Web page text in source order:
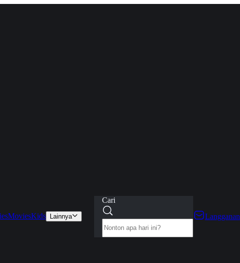
MoviesKids Lainnya
Cari
Langganan